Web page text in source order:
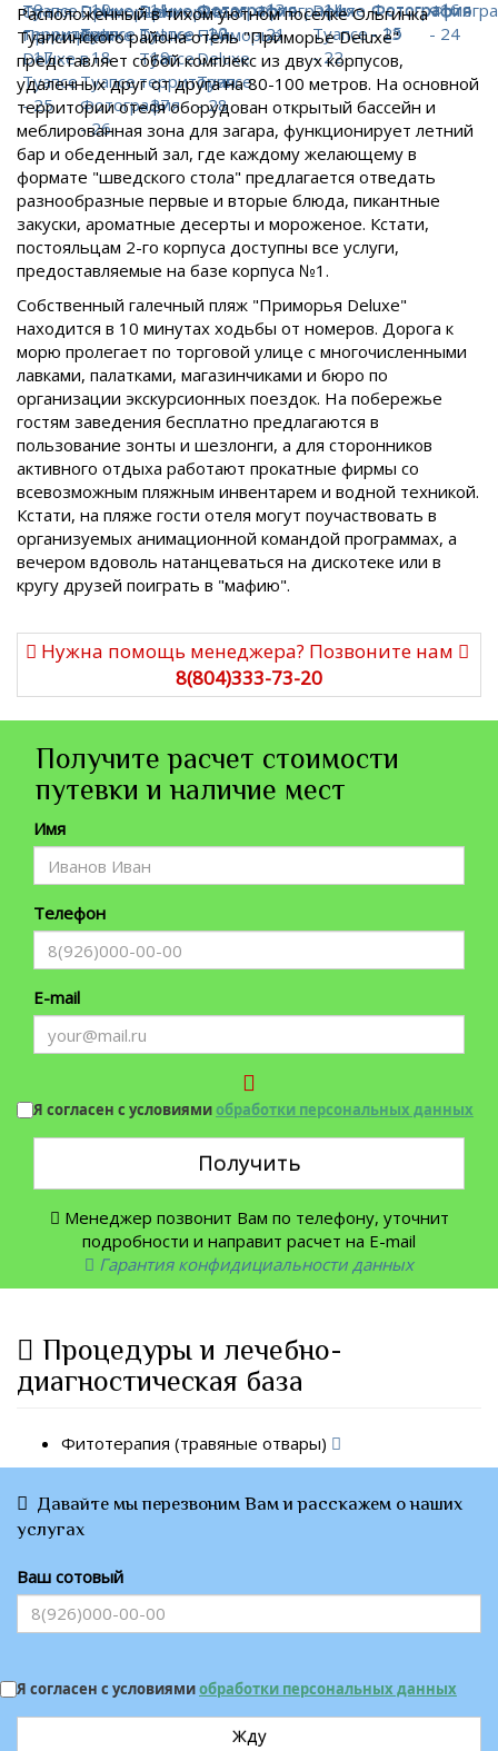
Расположенный в тихом уютном поселке Ольгинка
Туапсинского района отель "Приморье Deluxe"
представляет собой комплекс из двух корпусов,
удаленных друг от друга на 80-100 метров. На основной
территории отеля оборудован открытый бассейн и
меблированная зона для загара, функционирует летний
бар и обеденный зал, где каждому желающему в
формате "шведского стола" предлагается отведать
разнообразные первые и вторые блюда, пикантные
закуски, ароматные десерты и мороженое. Кстати,
постояльцам 2-го корпуса доступны все услуги,
предоставляемые на базе корпуса №1.
Собственный галечный пляж "Приморья Deluxe"
находится в 10 минутах ходьбы от номеров. Дорога к
морю пролегает по торговой улице с многочисленными
лавками, палатками, магазинчиками и бюро по
организации экскурсионных поездок. На побережье
гостям заведения бесплатно предлагаются в
пользование зонты и шезлонги, а для сторонников
активного отдыха работают прокатные фирмы со
всевозможным пляжным инвентарем и водной техникой.
Кстати, на пляже гости отеля могут поучаствовать в
организуемых анимационной командой программах, а
вечером вдоволь натанцеваться на дискотеке или в
кругу друзей поиграть в "мафию".
Нужна помощь менеджера? Позвоните нам
8(804)333-73-20
Получите расчет стоимости
путевки и наличие мест
Имя
Телефон
E-mail
Я согласен с условиямиобработки персональных данных
Получить
Менеджер позвонит Вам по телефону, уточнит
подробности и направит расчет на E-mail
Гарантия конфидициальности данных
Процедуры и лечебно-
диагностическая база
Фитотерапия (травяные отвары)
Давайте мы перезвоним Вам и расскажем о наших
услугах
Ваш сотовый
Я согласен с условиямиобработки персональных данных
Жду